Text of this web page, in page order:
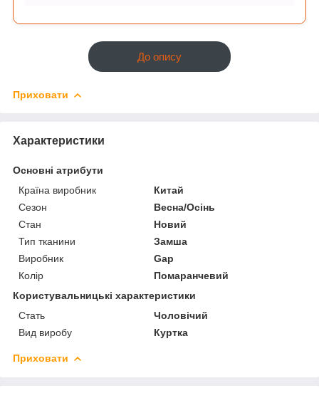
До опису
Приховати
Характеристики
Основні атрибути
Країна виробник
Китай
Сезон
Весна/Осінь
Стан
Новий
Тип тканини
Замша
Виробник
Gap
Колір
Помаранчевий
Користувальницькі характеристики
Стать
Чоловічий
Вид виробу
Куртка
Приховати